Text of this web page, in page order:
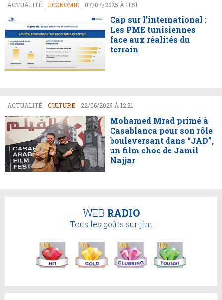
ACTUALITÉ ECONOMIE 07/07/2025 À 11:51
Cap sur l’international :
Les PME tunisiennes
face aux réalités du
terrain
ACTUALITÉ CULTURE 22/06/2025 À 12:21
Mohamed Mrad primé à
Casablanca pour son rôle
bouleversant dans “JAD”,
un film choc de Jamil
Najjar
WEB RADIO
Tous les goûts sur jfm